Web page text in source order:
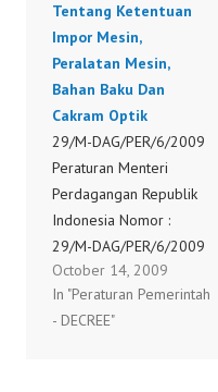
Tentang Ketentuan
Impor Mesin,
Peralatan Mesin,
Bahan Baku Dan
Cakram Optik
29/M-DAG/PER/6/2009
Peraturan Menteri
Perdagangan Republik
Indonesia Nomor :
29/M-DAG/PER/6/2009
tanggal 30 Juni 2009
Tentang Perubahan Atas
Peraturan Menteri
October 14, 2009
In "Peraturan Pemerintah
- DECREE"